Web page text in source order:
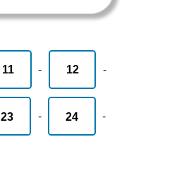
11 - 12 -
23 - 24 -